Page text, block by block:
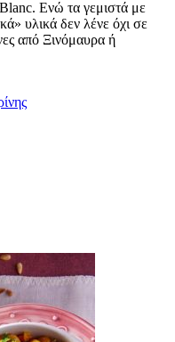
Ενώ τα γεμιστά με
υλικά δεν λένε όχι σε
από Ξινόμαυρα ή